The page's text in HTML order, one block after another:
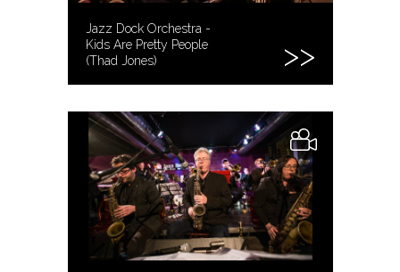
Jazz Dock Orchestra -
Kids Are Pretty People
(Thad Jones)